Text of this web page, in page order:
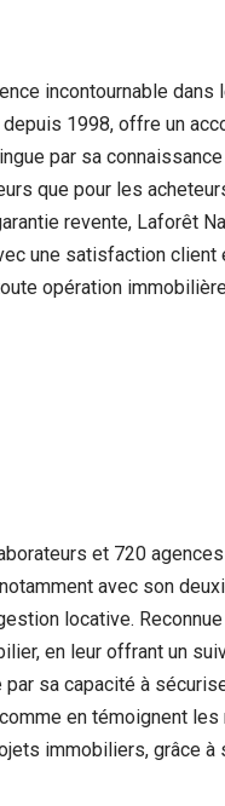
incontournable dans
1998, offre un
par sa
que pour les
revente, Laforêt
une satisfaction client
opération
et 720
avec son
locative.
en leur offrant un
sa capacité à
en témoignent les
immobiliers, grâce